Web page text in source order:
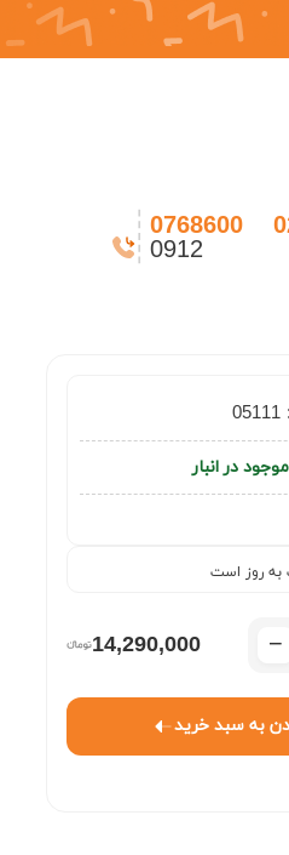
0768600
0912
05111
موجود در انبار
روز است
−
14,290,000
به سبد خرید